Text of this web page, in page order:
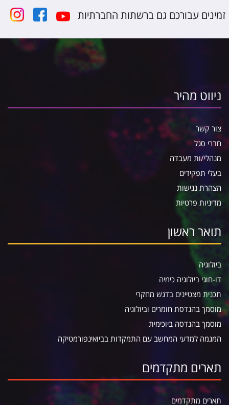
זמינים עבורכם גם ברשתות החברתיות
ניווט מהיר
צור קשר
חברי סגל
מנהלי/ות מעבדה
בעלי תפקידים
הצהרת נגישות
מדיניות פרטיות
תואר ראשון
ביולוגיה
דו-חוגי ביולוגיה כימיה
תכנית מצטיינים בדגש מחקרי
מוסמך בהנדסת חומרים וביולוגיה
מוסמך בהנדסה ביוכימית
המגמה למדעי המחשב עם התמקדות בביואינפורמטיקה
תארים מתקדמים
תארים מתקדמים